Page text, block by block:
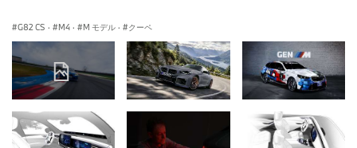
G82 CS · M4 · M モデル · クーペ